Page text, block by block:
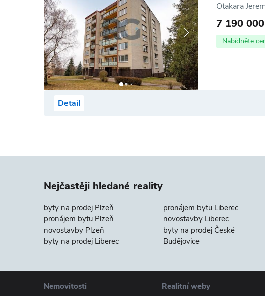
Otakara
7 190
Nabídněte
Detail
Nejčastěji hledané reality
byty na prodej Plzeň
pronájem bytu Plzeň
novostavby Plzeň
byty na prodej Liberec
pronájem bytu Liberec
novostavby Liberec
byty na prodej České
Budějovice
Nemovitosti Realitní weby